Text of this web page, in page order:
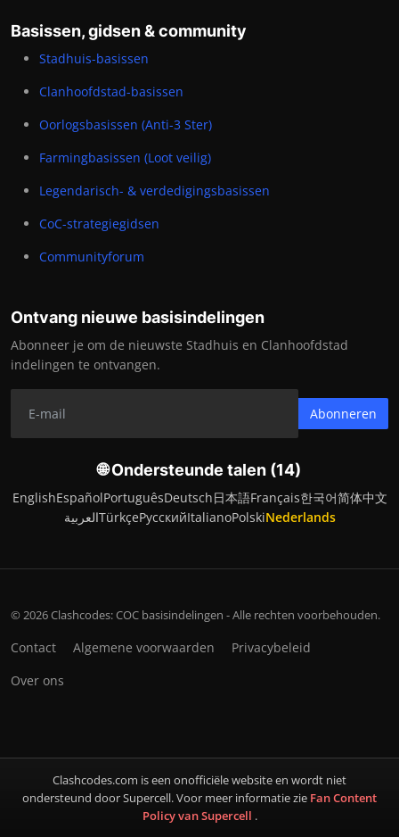
Basissen, gidsen & community
Stadhuis-basissen
Clanhoofdstad-basissen
Oorlogsbasissen (Anti-3 Ster)
Farmingbasissen (Loot veilig)
Legendarisch- & verdedigingsbasissen
CoC-strategiegidsen
Communityforum
Ontvang nieuwe basisindelingen
Abonneer je om de nieuwste Stadhuis en Clanhoofdstad
indelingen te ontvangen.
Abonneren
🌐 Ondersteunde talen (14)
EnglishEspañolPortuguêsDeutsch日本語Français한국어简体中文
العربيةTürkçeРусскийItalianoPolskiNederlands
© 2026 Clashcodes: COC basisindelingen - Alle rechten voorbehouden.
Contact Algemene voorwaarden
Privacybeleid
Over ons
Clashcodes.com is een onofficiële website en wordt niet
ondersteund door Supercell. Voor meer informatie zie Fan Content
Policy van Supercell .